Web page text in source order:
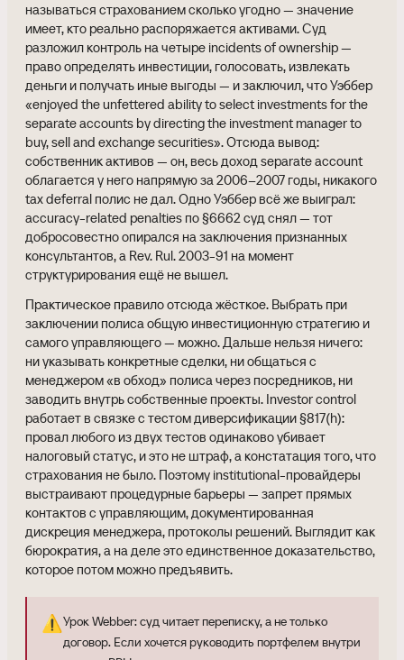
называться страхованием сколько угодно — значение
имеет, кто реально распоряжается активами. Суд
разложил контроль на четыре incidents of ownership —
право определять инвестиции, голосовать, извлекать
деньги и получать иные выгоды — и заключил, что Уэббер
«enjoyed the unfettered ability to select investments for the
separate accounts by directing the investment manager to
buy, sell and exchange securities». Отсюда вывод:
собственник активов — он, весь доход separate account
облагается у него напрямую за 2006–2007 годы, никакого
tax deferral полис не дал. Одно Уэббер всё же выиграл:
accuracy-related penalties по §6662 суд снял — тот
добросовестно опирался на заключения признанных
консультантов, а Rev. Rul. 2003-91 на момент
структурирования ещё не вышел.
Практическое правило отсюда жёсткое. Выбрать при
заключении полиса общую инвестиционную стратегию и
самого управляющего — можно. Дальше нельзя ничего:
ни указывать конкретные сделки, ни общаться с
менеджером «в обход» полиса через посредников, ни
заводить внутрь собственные проекты. Investor control
работает в связке с тестом диверсификации §817(h):
провал любого из двух тестов одинаково убивает
налоговый статус, и это не штраф, а констатация того, что
страхования не было. Поэтому institutional-провайдеры
выстраивают процедурные барьеры — запрет прямых
контактов с управляющим, документированная
дискреция менеджера, протоколы решений. Выглядит как
бюрократия, а на деле это единственное доказательство,
которое потом можно предъявить.
⚠️Урок Webber: суд читает переписку, а не только
договор. Если хочется руководить портфелем внутри